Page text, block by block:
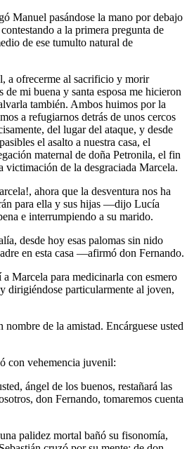
Manuel pasándose la mano por debajo
a la primera pregunta de
de ese tumulto natural de
a ofrecerme al sacrificio y morir
de mi buena y santa esposa me hicieron
también. Ambos huimos por la
a refugiarnos detrás de unos cercos
del lugar del ataque, y desde
el asalto a nuestra casa, el
maternal de doña Petronila, el fin
victimación de la desgraciada Marcela.
ahora que la desventura nos ha
para ella y sus hijas —dijo Lucía
e interrumpiendo a su marido.
desde hoy esas palomas sin nido
en esta casa —afirmó don Fernando.
Marcela para medicinarla con esmero
particularmente al joven,
de la amistad. Encárguese usted
con vehemencia juvenil:
ángel de los buenos, restañará las
don Fernando, tomaremos cuenta
palidez mortal bañó su fisonomía,